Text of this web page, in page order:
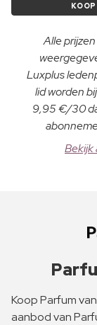
KOOP
Alle
Luxplus
lid worden
9,95 €/30
Bekijk
Koop Parfum
aanbod van